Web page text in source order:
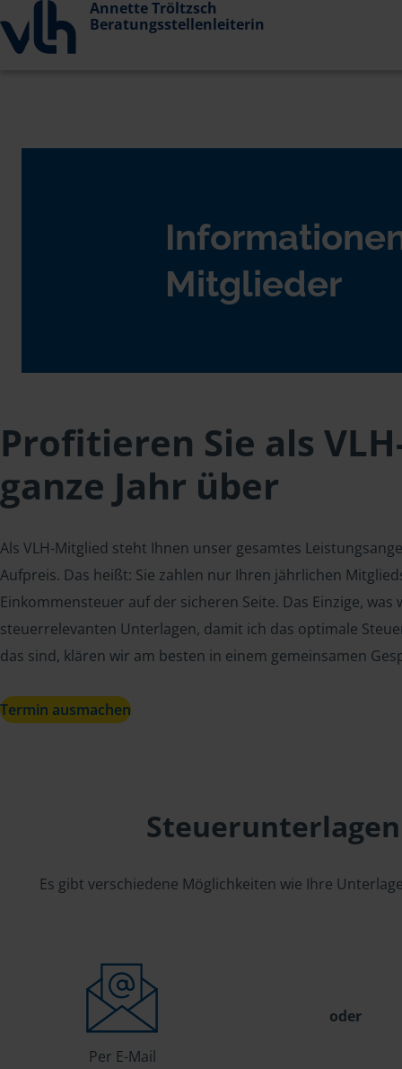
Annette Tröltzsch
Beratungsstellenleiterin
Mitglieder
Profitieren Sie als
ganze Jahr über
Als VLH-Mitglied steht Ihnen unser gesamtes
Aufpreis. Das heißt: Sie zahlen nur Ihren jährlichen
Einkommensteuer auf der sicheren Seite. Das Einzige,
steuerrelevanten Unterlagen, damit ich das optimale
das sind, klären wir am besten in einem gemeinsamen
Termin ausmachen
Es gibt verschiedene Möglichkeiten wie Ihre
Per E-Mail
oder